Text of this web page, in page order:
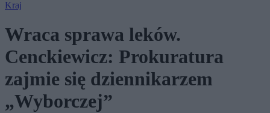
Kraj
Wraca sprawa leków.
Cenckiewicz: Prokuratura
zajmie się dziennikarzem
„Wyborczej”